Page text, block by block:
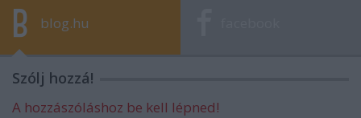
blog.hu
Szólj hozzá!
A hozzászóláshoz be kell lépned!